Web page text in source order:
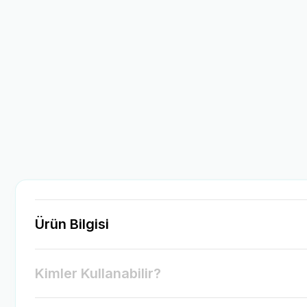
Ürün Bilgisi
Kimler Kullanabilir?